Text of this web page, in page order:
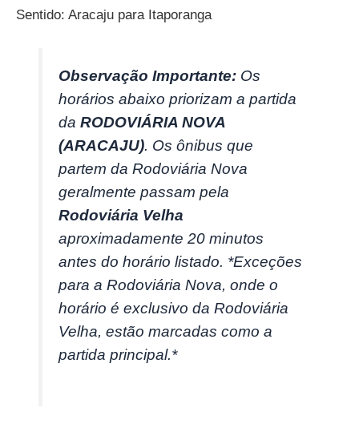
Sentido: Aracaju para Itaporanga
Observação Importante: Os
horários abaixo priorizam a partida
daRODOVIÁRIA NOVA
(ARACAJU). Os ônibus que
partem da Rodoviária Nova
geralmente passam pela
Rodoviária Velha
aproximadamente 20 minutos
antes do horário listado. *Exceções
para a Rodoviária Nova, onde o
horário é exclusivo da Rodoviária
Velha, estão marcadas como a
partida principal.*